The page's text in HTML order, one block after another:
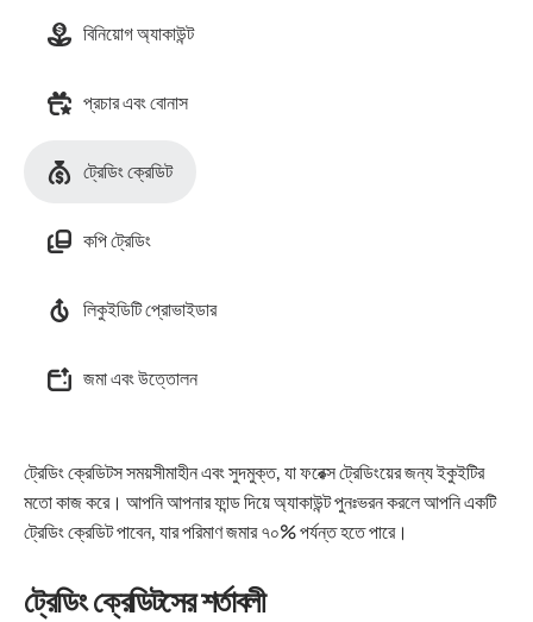
বিনিয়োগ অ্যাকাউন্ট
প্রচার এবং বোনাস
ট্রেডিং ক্রেডিট
কপি ট্রেডিং
লিকুইডিটি প্রোভাইডার
জমা এবং উত্তোলন
ট্রেডিং ক্রেডিটস সময়সীমাহীন এবং সুদমুক্ত, যা ফরেক্স ট্রেডিংয়ের জন্য ইকুইটির
মতো কাজ করে। আপনি আপনার ফান্ড দিয়ে অ্যাকাউন্ট পুনঃভরন করলে আপনি একটি
ট্রেডিং ক্রেডিট পাবেন, যার পরিমাণ জমার ৭০% পর্যন্ত হতে পারে।
ট্রেডিং ক্রেডিটসের শর্তাবলী